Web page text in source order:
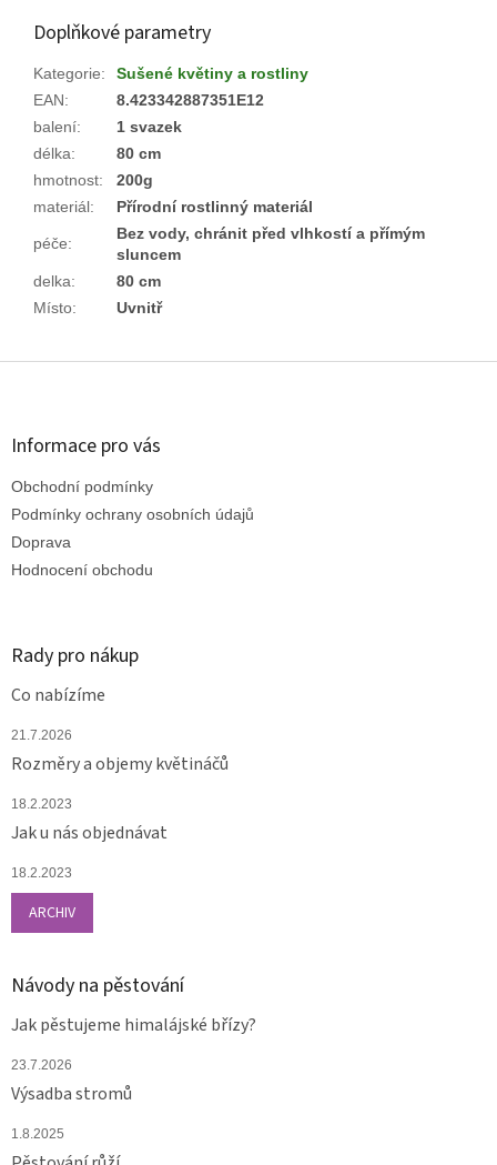
Doplňkové parametry
Kategorie:
Sušené květiny a rostliny
EAN:
8.423342887351E12
balení:
1 svazek
délka:
80 cm
hmotnost:
200g
materiál: Přírodní rostlinný materiál
péče:
Bez vody, chránit před vlhkostí a přímým
sluncem
delka:
80 cm
Místo: Uvnitř
Z
Informace pro vás
Obchodní podmínky
Podmínky ochrany osobních údajů
Doprava
Hodnocení obchodu
Rady pro nákup
Co nabízíme
21.7.2026
Rozměry a objemy květináčů
18.2.2023
Jak u nás objednávat
18.2.2023
ARCHIV
Návody na pěstování
Jak pěstujeme himalájské břízy?
23.7.2026
Výsadba stromů
1.8.2025